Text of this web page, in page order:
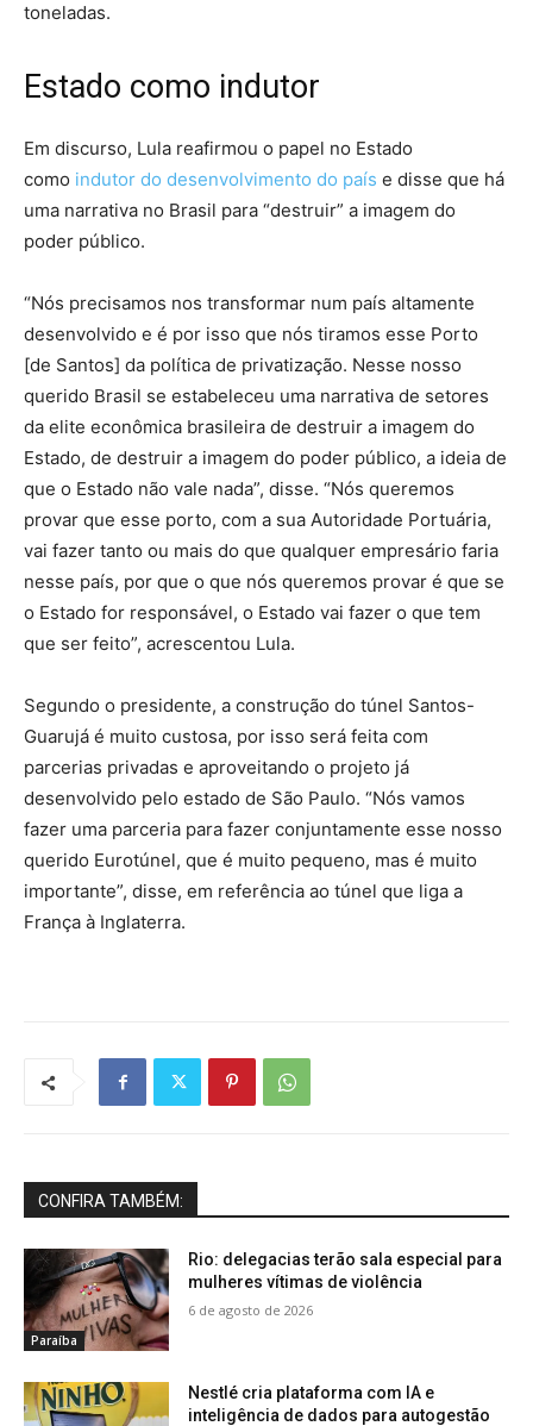
toneladas.
Estado como indutor
Em discurso, Lula reafirmou o papel no Estado
como indutor do desenvolvimento do país e disse que há
uma narrativa no Brasil para “destruir” a imagem do
poder público.
“Nós precisamos nos transformar num país altamente
desenvolvido e é por isso que nós tiramos esse Porto
[de Santos] da política de privatização. Nesse nosso
querido Brasil se estabeleceu uma narrativa de setores
da elite econômica brasileira de destruir a imagem do
Estado, de destruir a imagem do poder público, a ideia de
que o Estado não vale nada”, disse. “Nós queremos
provar que esse porto, com a sua Autoridade Portuária,
vai fazer tanto ou mais do que qualquer empresário faria
nesse país, por que o que nós queremos provar é que se
o Estado for responsável, o Estado vai fazer o que tem
que ser feito”, acrescentou Lula.
Segundo o presidente, a construção do túnel Santos-
Guarujá é muito custosa, por isso será feita com
parcerias privadas e aproveitando o projeto já
desenvolvido pelo estado de São Paulo. “Nós vamos
fazer uma parceria para fazer conjuntamente esse nosso
querido Eurotúnel, que é muito pequeno, mas é muito
importante”, disse, em referência ao túnel que liga a
França à Inglaterra.
CONFIRA TAMBÉM:
Paraíba
Rio: delegacias terão sala especial para
mulheres vítimas de violência
6 de agosto de 2026
Nestlé cria plataforma com IA e
inteligência de dados para autogestão